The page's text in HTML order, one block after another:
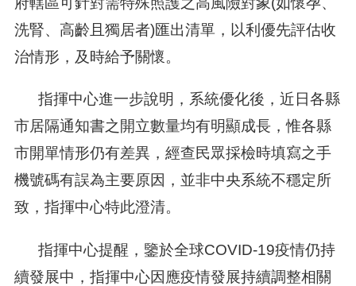
洗腎、高齡且獨居者)匯出清單，以利優先評估收
治情形，及時給予關懷。
指揮中心進一步說明，系統優化後，近日各縣
市居隔通知書之開立數量均有明顯成長，惟各縣
市開單情形仍有差異，經查民眾採檢時填寫之手
機號碼有誤為主要原因，並非中央系統不穩定所
致，指揮中心特此澄清。
指揮中心提醒，鑒於全球COVID-19疫情仍持
續發展中，指揮中心因應疫情發展持續調整相關